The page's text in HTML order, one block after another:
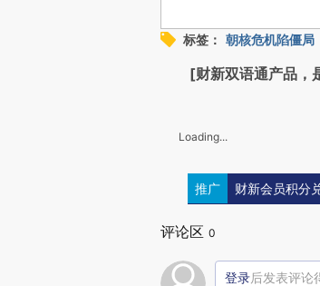
标签： 朝核危机陷僵局
[财新双语通产品，
Loading...
推广 财新会员积分
评论区 0
登录后发表评论